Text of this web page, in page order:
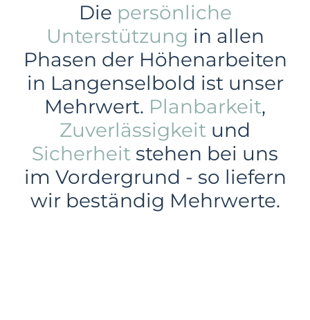
Die persönliche
Unterstützung in allen
Phasen der Höhenarbeiten
in Langenselbold ist unser
Mehrwert. Planbarkeit,
Zuverlässigkeit und
Sicherheit stehen bei uns
im Vordergrund - so liefern
wir beständig Mehrwerte.